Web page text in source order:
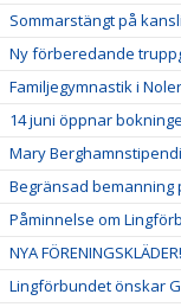
Sommarstängt på
Ny förberedande
Familjegymnastik i
14 juni öppnar
Mary
Begränsad bemanning
Påminnelse om
NYA FÖRENINGSKLÄDER!
Lingförbundet önskar